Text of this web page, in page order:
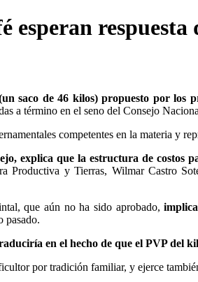
esperan
saco de 46 kilos) propuesto por los
a término en el seno del Consejo
competentes en la materia y
explica que la estructura de costos
Productiva y Tierras, Wilmar Castro
que aún no ha sido aprobado,
pasado.
en el hecho de que el PVP del
por tradición familiar, y ejerce